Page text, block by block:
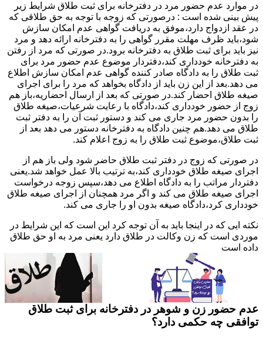
در موارد عدم حضور مرد در دفترخانه برای ثبت طلاق شرایط زیر
پیش بینی شده است : درصورتی که زوجه با توجه به حق طلاقی که
در عقد ازدواج دارد،موفق به دریافت گواهی عدم امکان سازش
شود،باید ظرف مهلت مقرر گواهی را به دفترخانه ارائه دهد و مرد
نیز باید برای ثبت طلاق به دفترخانه برود.در صورتی که مرد از رفتن
به دفترخانه خودداری کند،دفتردار موضوع عدم حضور مرد برای
ثبت طلاق را به دادگاه صادر کننده گواهی عدم امکان سازش اطلاع
می دهد.بعد از این زن باید از دادگاه بخواهد که مرد را برای اجرای
صیغه طلاق احضار کند.در صورتی که بعد از ارسال احضاریه،باز هم
زوج از حضور خودداری کند،دادگاه با رعایت شرعیات،صیغه طلاق
را بدون حضور مرد جاری می کند و دستور ثبت آن را به دفتر ثبت
طلاق می دهد.هم چنین دادگاه به دفترخانه دستور می دهد بعد از
ثبت طلاق،موضوع ثبت طلاق را به زوج اعلام کند.
در صورتی که زوج در دفتر ثبت طلاق حاضر شود ولی باز هم از
اجرای صیغه طلاق خودداری کند،به ترتیب بالا عمل خواهد شد.یعنی
دفتردار مراتب را به دادگاه اطلاع می دهد،سپس زوجه درخواست
اجرای صیغه طلاق می کند و اگر مرد همچنان از اجرای صیغه طلاق
خودداری کرد،دادگاه صیغه بدون او را جاری می کند.
نکته ایی که در اینجا باید به آن توجه کرد این است که این شرایط در
موردی است که زن وکالت در طلاق دارد یعنی مرد به او حق طلاق
داده است
عدم حضور زن و شوهر در دفترخانه برای ثبت طلاق
توافقی چه حکمی دارد؟